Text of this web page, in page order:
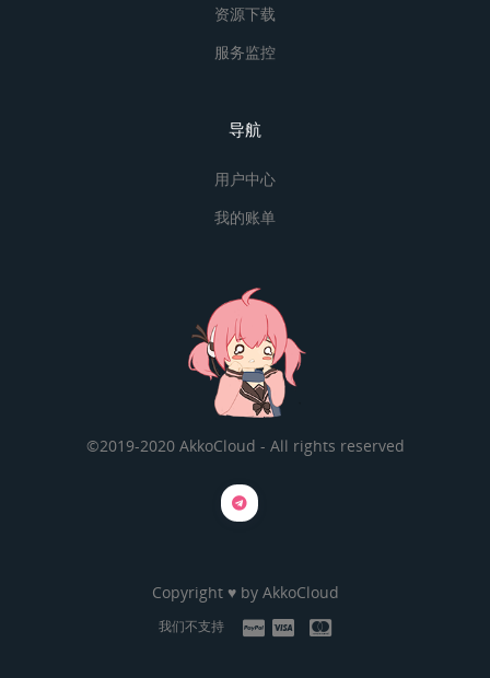
资源下载
服务监控
导航
用户中心
我的账单
©2019-2020 AkkoCloud - All rights reserved
Copyright ♥ by AkkoCloud
我们不支持